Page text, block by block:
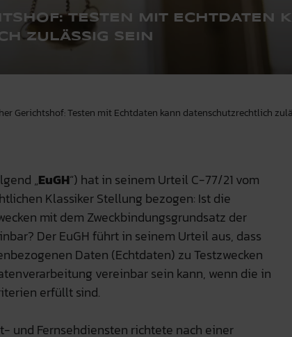
TESTEN MIT ECHTDATEN
ZULÄSSIG SEIN
Gerichtshof: Testen mit Echtdaten kann datenschutzrechtlich
„EuGH“) hat in seinem Urteil C-77/21 vom
Klassiker Stellung bezogen: Ist die
mit dem Zweckbindungsgrundsatz der
Der EuGH führt in seinem Urteil aus, dass
Daten (Echtdaten) zu Testzwecken
vereinbar sein kann, wenn die in
erfüllt sind.
und Fernsehdiensten richtete nach einer